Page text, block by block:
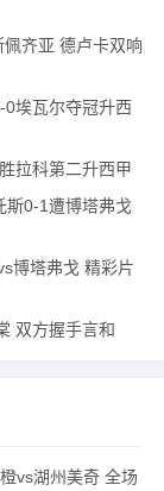
齐亚 德卢卡双响
埃瓦尔夺冠升西
拉科第二升西甲
斯0-1遭博塔弗戈
博塔弗戈 精彩片
双方握手言和
vs湖州美奇 全场